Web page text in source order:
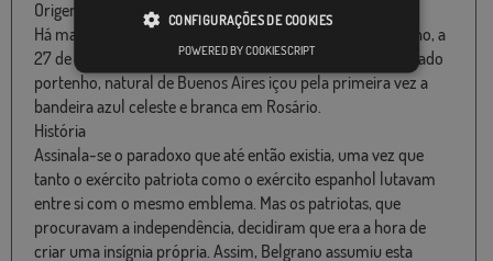
Origem:
Há mais de dois séculos que foi criada por Manuel Belgrano, a
27 de fevereiro de 1812. Nesse dia, o intelectual e polifacetado
portenho, natural de Buenos Aires içou pela primeira vez a
bandeira azul celeste e branca em Rosário.
História
Assinala-se o paradoxo que até então existia, uma vez que
tanto o exército patriota como o exército espanhol lutavam
entre si com o mesmo emblema. Mas os patriotas, que
procuravam a independência, decidiram que era a hora de
criar uma insígnia própria. Assim, Belgrano assumiu esta
CONFIGURAÇÕES DE COOKIES
POWERED BY COOKIESCRIPT